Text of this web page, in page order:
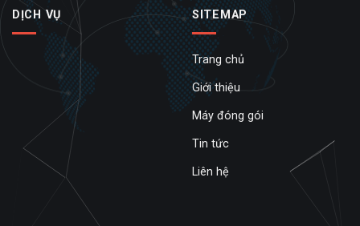
DỊCH VỤ SITEMAP
Trang chủ
Giới thiệu
Máy đóng gói
Tin tức
Liên hệ